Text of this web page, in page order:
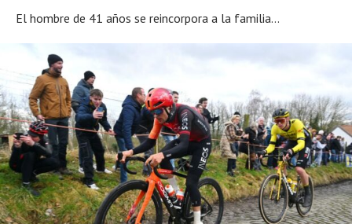
El hombre de 41 años se reincorpora a la familia...